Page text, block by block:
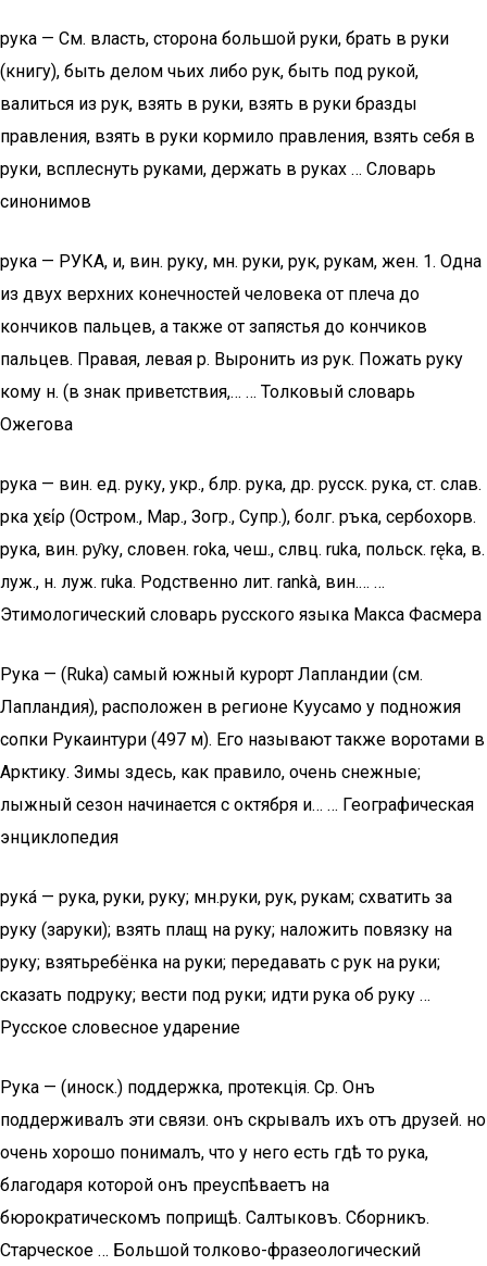
рука — См. власть, сторона большой руки, брать в руки
(книгу), быть делом чьих либо рук, быть под рукой,
валиться из рук, взять в руки, взять в руки бразды
правления, взять в руки кормило правления, взять себя в
руки, всплеснуть руками, держать в руках … Словарь
синонимов
рука — РУКА, и, вин. руку, мн. руки, рук, рукам, жен. 1. Одна
из двух верхних конечностей человека от плеча до
кончиков пальцев, а также от запястья до кончиков
пальцев. Правая, левая р. Выронить из рук. Пожать руку
кому н. (в знак приветствия,… … Толковый словарь
Ожегова
рука — вин. ед. руку, укр., блр. рука, др. русск. рука, ст. слав.
рѫка χείρ (Остром., Мар., Зогр., Супр.), болг. ръка, сербохорв.
рука, вин. ру̑ку, словен. roka, чеш., слвц. ruka, польск. ręka, в.
луж., н. луж. ruka. Родственно лит. rankà, вин.… …
Этимологический словарь русского языка Макса Фасмера
Рука — (Ruka) самый южный курорт Лапландии (см.
Лапландия), расположен в регионе Куусамо у подножия
сопки Рукаинтури (497 м). Его называют также воротами в
Арктику. Зимы здесь, как правило, очень снежные;
лыжный сезон начинается с октября и… … Географическая
энциклопедия
рука́ — рука, руки, руку; мн.руки, рук, рукам; схватить за
руку (заруки); взять плащ на руку; наложить повязку на
руку; взятьребёнка на руки; передавать с рук на руки;
сказать подруку; вести под руки; идти рука об руку …
Русское словесное ударение
Рука — (иноск.) поддержка, протекція. Ср. Онъ
поддерживалъ эти связи. онъ скрывалъ ихъ отъ друзей. но
очень хорошо понималъ, что у него есть гдѣ то рука,
благодаря которой онъ преуспѣваетъ на
бюрократическомъ поприщѣ. Салтыковъ. Сборникъ.
Старческое … Большой толково-фразеологический